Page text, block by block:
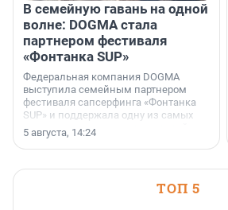
В семейную гавань на одной
волне: DOGMA стала
партнером фестиваля
«Фонтанка SUP»
Федеральная компания DOGMA
выступила семейным партнером
фестиваля сапсерфинга «Фонтанка
SUP» и поддержала одну из самых
ярких и романтичных номинаций —
«SUP-свадьба».
5 августа, 14:24
ТОП 5